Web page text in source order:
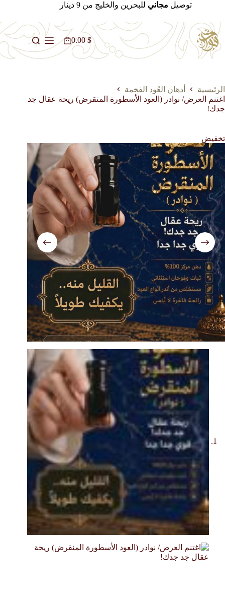
المحتوى
توصيل مجاني للبحرين والخليج من 9 دينار
عربة
التسوق
0.00$
الرئيسية
أدهان العُود الفخمة
اغتنم العرض/ نوادر (العود الأسطورة المنقرض) ريحة عقال جد
جدك!
تخفيض